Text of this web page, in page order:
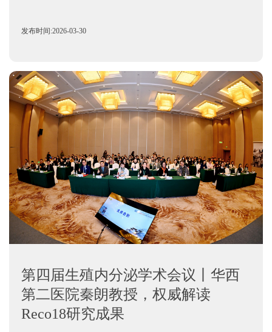
发布时间:2026-03-30
第四届生殖内分泌学术会议丨华西
第二医院秦朗教授，权威解读
Reco18研究成果